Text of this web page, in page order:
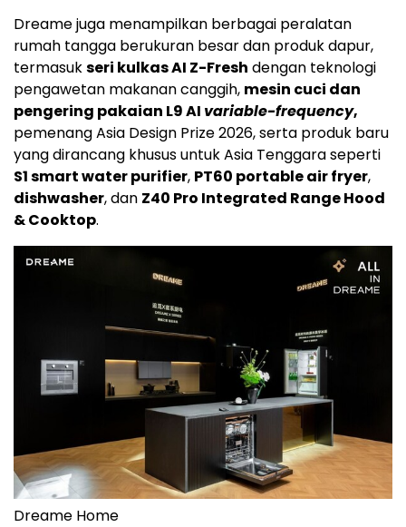
Dreame juga menampilkan berbagai peralatan
rumah tangga berukuran besar dan produk dapur,
termasukseri kulkas AI Z-Fresh dengan teknologi
pengawetan makanan canggih, mesin cuci dan
pengering pakaian L9 AI variable-frequency,
pemenang Asia Design Prize 2026, serta produk baru
yang dirancang khusus untuk Asia Tenggara seperti
S1 smart water purifier, PT60 portable air fryer,
dishwasher, dan Z40 Pro Integrated Range Hood
& Cooktop.
Dreame Home